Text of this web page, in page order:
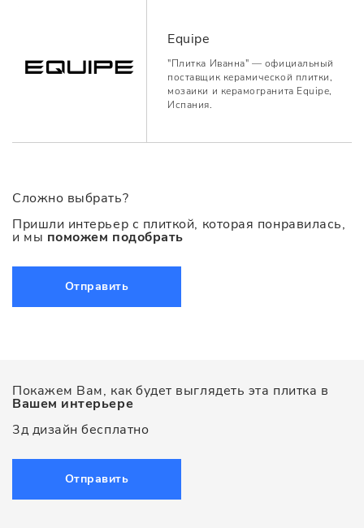
Equipe
"Плитка Иванна" — официальный
поставщик керамической плитки,
мозаики и керамогранита Equipe,
Испания.
Сложно выбрать?
Пришли интерьер с плиткой, которая понравилась,
и мы поможем подобрать
Отправить
Покажем Вам, как будет выглядеть эта плитка в
Вашем интерьере
3д дизайн бесплатно
Отправить